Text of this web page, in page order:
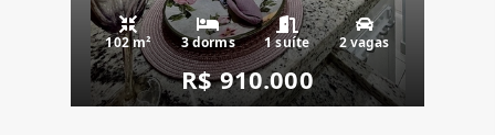
102 m² 3 dorms 1 suíte 2 vagas
R$ 910.000